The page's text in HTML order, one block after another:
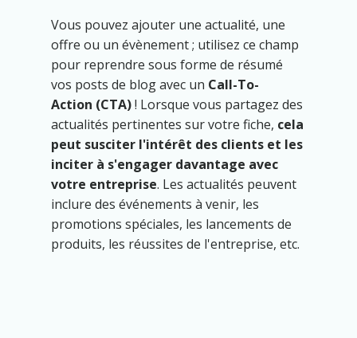
Vous pouvez ajouter une actualité, une
offre ou un évènement ; utilisez ce champ
pour reprendre sous forme de résumé
vos posts de blog avec un Call-To-
Action (CTA)! Lorsque vous partagez des
actualités pertinentes sur votre fiche, cela
peut susciter l'intérêt des clients et les
inciter à s'engager davantage avec
votre entreprise. Les actualités peuvent
inclure des événements à venir, les
promotions spéciales, les lancements de
produits, les réussites de l'entreprise, etc.